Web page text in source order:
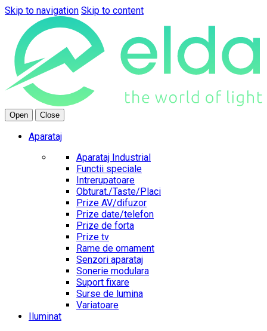
Skip to navigation Skip to content
Open Close
Aparataj
Aparataj Industrial
Functii speciale
Intrerupatoare
Obturat./Taste/Placi
Prize AV/difuzor
Prize date/telefon
Prize de forta
Prize tv
Rame de ornament
Senzori aparataj
Sonerie modulara
Suport fixare
Surse de lumina
Variatoare
Iluminat